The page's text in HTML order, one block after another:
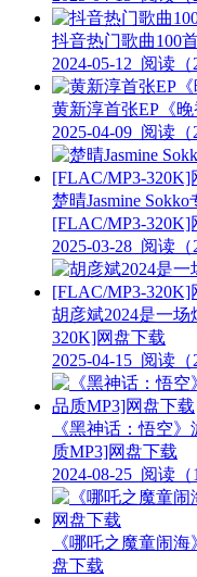
抖音热门歌曲100
2024-05-12 阅读（
黄新淳首张EP《
2025-04-09 阅读（
楚晴Jasmine
[FLAC/MP3-320K]
2025-03-28 阅读（
胡彦斌2024是一
320K]网盘下载
2025-04-15 阅读（
《黑神话：悟空
质MP3]网盘下载
2024-08-25 阅读（
《哪吒之魔童闹
盘下载